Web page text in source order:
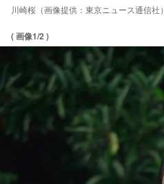
川崎桜（画像提供：東京ニュース通信社）
( 画像1/2 )